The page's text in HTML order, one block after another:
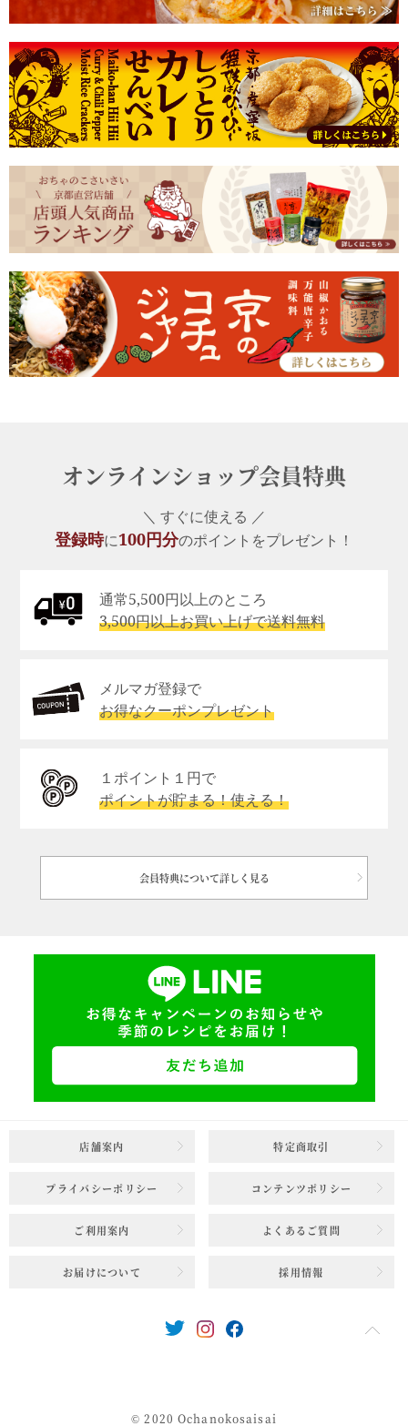
オンラインショップ会員特典
＼ すぐに使える ／
登録時に100円分のポイントをプレゼント！
通常5,500円以上のところ
3,500円以上お買い上げで送料無料
メルマガ登録で
お得なクーポンプレゼント
１ポイント１円で
ポイントが貯まる！使える！
会員特典について詳しく見る
店舗案内 特定商取引
プライバシーポリシー コンテンツポリシー
ご利用案内 よくあるご質問
お届けについて 採用情報
© 2020 Ochanokosaisai